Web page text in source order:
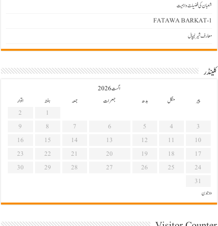
شعبان کی فضیلت و اہمیت
FATAWA BARKAT-1
معارف شیرنیپال
کلینڈر
اگست 2026
پیر
منگل بدھ جمعرات جمعہ ہفتہ
اتوار
1
2
3
4
5
6
7
8
9
10
11
12
13
14
15
16
17
18
19
20
21
22
23
24
25
26
27
28
29
30
31
« جون